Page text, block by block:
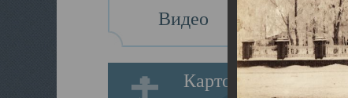
Видео
Картотека